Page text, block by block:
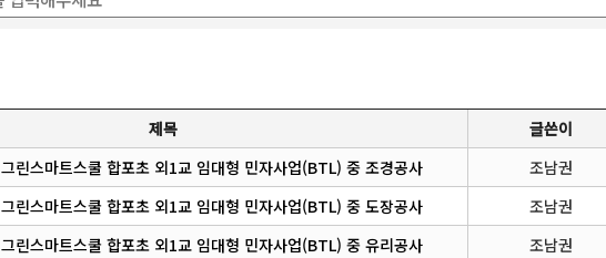
제목 글쓴이
그린스마트스쿨 합포초 외1교 임대형 민자사업(BTL) 중 조경공사 조남권
그린스마트스쿨 합포초 외1교 임대형 민자사업(BTL) 중 도장공사 조남권
그린스마트스쿨 합포초 외1교 임대형 민자사업(BTL) 중 유리공사 조남권